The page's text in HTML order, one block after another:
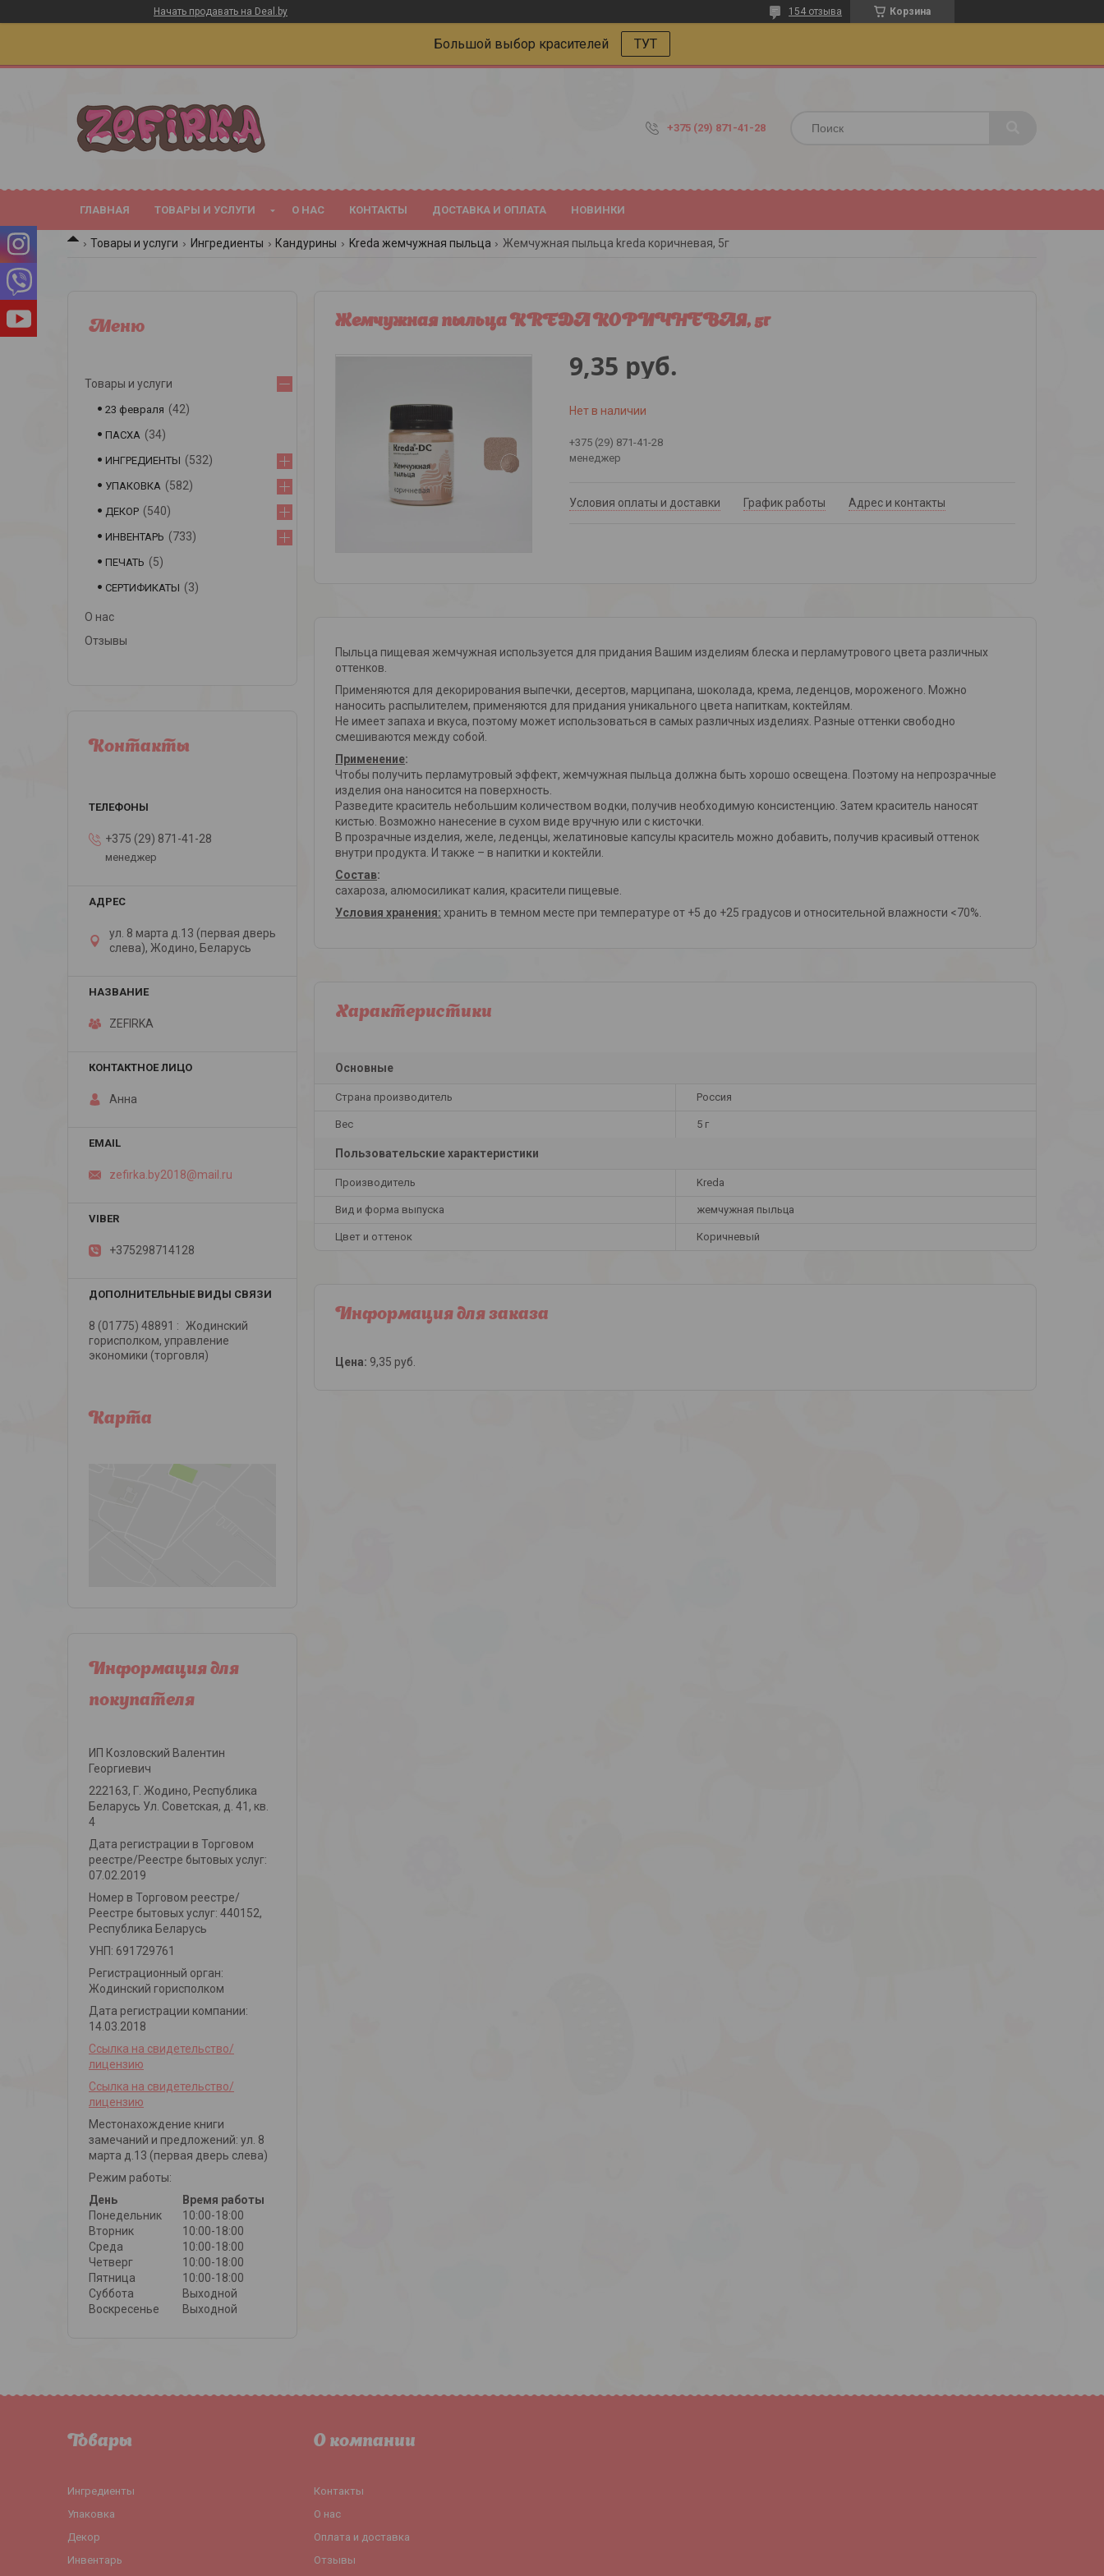
Начать продавать на Deal.by Корзина
154 отзыва
Большой выбор красителей ТУТ
+375 (29) 871-41-28
ГЛАВНАЯ ТОВАРЫ И УСЛУГИ О НАС КОНТАКТЫ ДОСТАВКА И ОПЛАТА НОВИНКИ
Товары и услуги Ингредиенты Кандурины Kreda жемчужная пыльца Жемчужная пыльца kreda коричневая, 5г
Жемчужная пыльца KREDA КОРИЧНЕВАЯ, 5г
9,35 руб.
Нет в наличии
+375 (29) 871-41-28
менеджер
Условия оплаты и доставки График работы Адрес и контакты
Пыльца пищевая жемчужная используется для придания Вашим изделиям блеска и перламутрового цвета различных
оттенков.
Применяются для декорирования выпечки, десертов, марципана, шоколада, крема, леденцов, мороженого. Можно
наносить распылителем, применяются для придания уникального цвета напиткам, коктейлям.
Не имеет запаха и вкуса, поэтому может использоваться в самых различных изделиях. Разные оттенки свободно
смешиваются между собой.
Применение:
Чтобы получить перламутровый эффект, жемчужная пыльца должна быть хорошо освещена. Поэтому на непрозрачные
изделия она наносится на поверхность.
Разведите краситель небольшим количеством водки, получив необходимую консистенцию. Затем краситель наносят
кистью. Возможно нанесение в сухом виде вручную или с кисточки.
В прозрачные изделия, желе, леденцы, желатиновые капсулы краситель можно добавить, получив красивый оттенок
внутри продукта. И также – в напитки и коктейли.
Состав:
сахароза, алюмосиликат калия, красители пищевые.
Условия хранения: хранить в темном месте при температуре от +5 до +25 градусов и относительной влажности <70%.
Характеристики
Основные
Страна производитель Россия
Вес 5 г
Пользовательские характеристики
Производитель Kreda
Вид и форма выпуска жемчужная пыльца
Цвет и оттенок Коричневый
Информация для заказа
Цена: 9,35 руб.
Товары и услуги
23 февраля 42
ПАСХА 34
ИНГРЕДИЕНТЫ 532
УПАКОВКА 582
ДЕКОР 540
ИНВЕНТАРЬ 733
ПЕЧАТЬ 5
СЕРТИФИКАТЫ 3
О нас
Отзывы
Контакты
+375 (29) 871-41-28
менеджер
ул. 8 марта д.13 (первая дверь
слева), Жодино, Беларусь
ZEFIRKA
Анна
zefirka.by2018@mail.ru
+375298714128
8 (01775) 48891
Жодинский
горисполком, управление
экономики (торговля)
Карта
Информация для
покупателя
ИП Козловский Валентин
Георгиевич
222163, Г. Жодино, Республика
Беларусь Ул. Советская, д. 41, кв.
4
Дата регистрации в Торговом
реестре/Реестре бытовых услуг:
07.02.2019
Номер в Торговом реестре/
Реестре бытовых услуг: 440152,
Республика Беларусь
УНП: 691729761
Регистрационный орган:
Жодинский горисполком
Дата регистрации компании:
14.03.2018
Ссылка на свидетельство/
лицензию
Ссылка на свидетельство/
лицензию
Местонахождение книги
замечаний и предложений: ул. 8
марта д.13 (первая дверь слева)
Режим работы:
День
Время работы
Понедельник
10:00-18:00
Вторник
10:00-18:00
Среда
10:00-18:00
Четверг
10:00-18:00
Пятница
10:00-18:00
Суббота
Выходной
Воскресенье
Выходной
Товары
Ингредиенты
Упаковка
Декор
Инвентарь
О компании
Контакты
О нас
Оплата и доставка
Отзывы